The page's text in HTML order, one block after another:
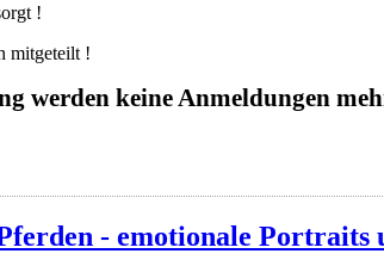
!
mitgeteilt !
werden keine Anmeldungen
- emotionale Portraits